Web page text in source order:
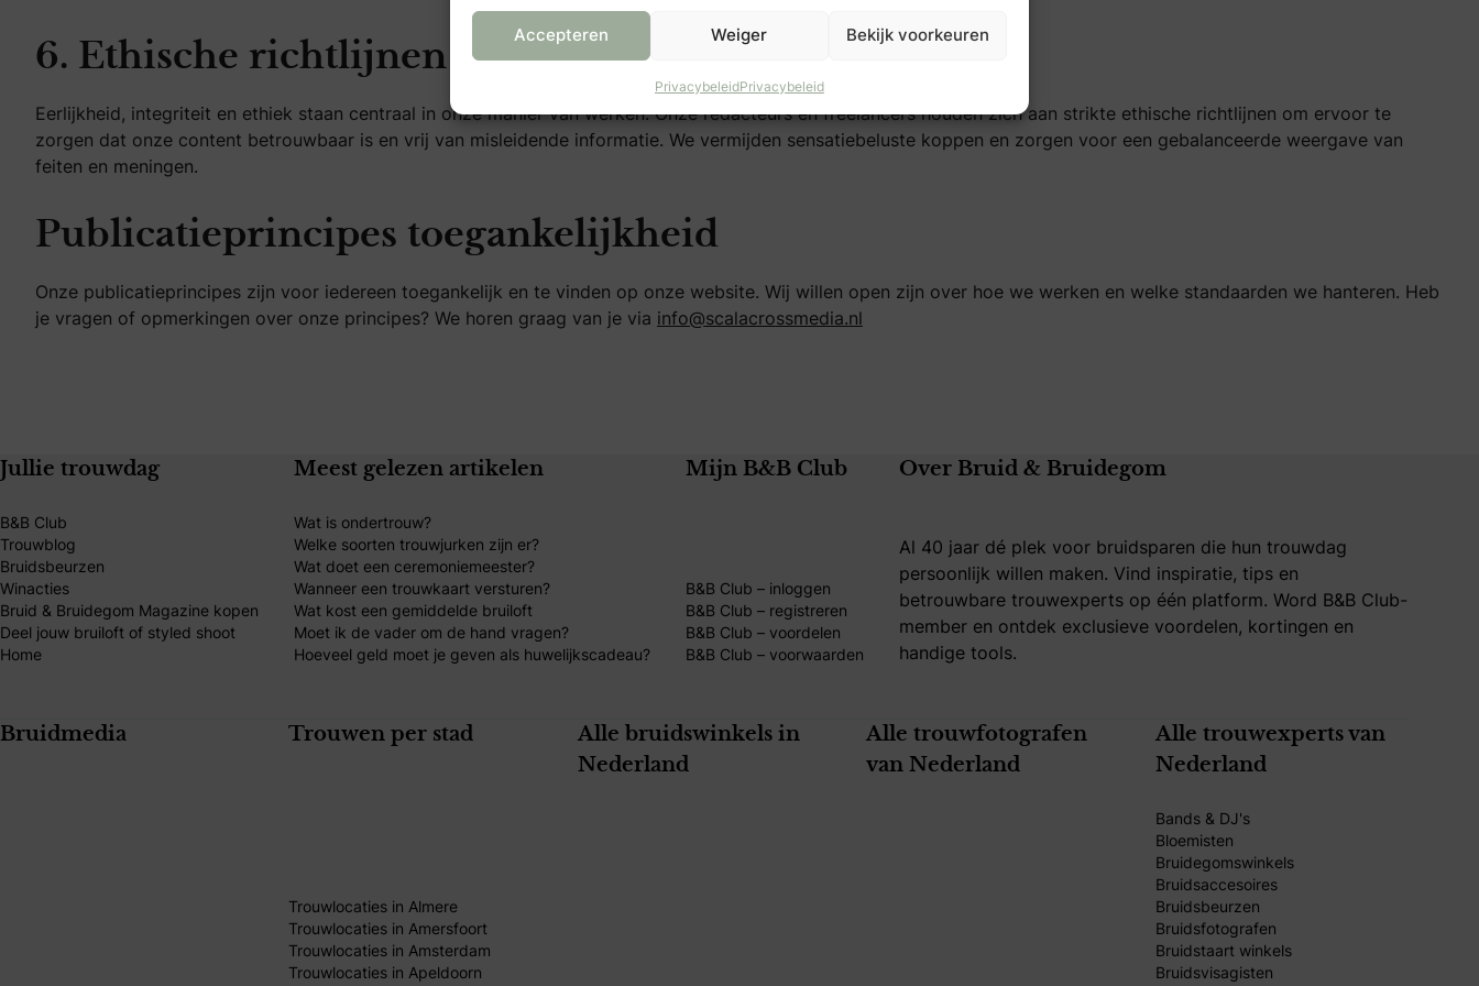
Accepteren Weiger Bekijk voorkeuren
PrivacybeleidPrivacybeleid
6. Ethische richtlijnen
Eerlijkheid, integriteit en ethiek staan centraal in onze manier van werken. Onze redacteurs en freelancers houden zich aan strikte ethische richtlijnen om ervoor te
zorgen dat onze content betrouwbaar is en vrij van misleidende informatie. We vermijden sensatiebeluste koppen en zorgen voor een gebalanceerde weergave van
feiten en meningen.
Publicatieprincipes toegankelijkheid
Onze publicatieprincipes zijn voor iedereen toegankelijk en te vinden op onze website. Wij willen open zijn over hoe we werken en welke standaarden we hanteren. Heb
je vragen of opmerkingen over onze principes? We horen graag van je via info@scalacrossmedia.nl
Jullie trouwdag
B&B Club
Trouwblog
Bruidsbeurzen
Winacties
Bruid & Bruidegom Magazine kopen
Deel jouw bruiloft of styled shoot
Home
Meest gelezen artikelen
Wat is ondertrouw?
Welke soorten trouwjurken zijn er?
Wat doet een ceremoniemeester?
Wanneer een trouwkaart versturen?
Wat kost een gemiddelde bruiloft
Moet ik de vader om de hand vragen?
Hoeveel geld moet je geven als huwelijkscadeau?
Mijn B&B Club
B&B Club – inloggen
B&B Club – registreren
B&B Club – voordelen
B&B Club – voorwaarden
Over Bruid & Bruidegom
Al 40 jaar dé plek voor bruidsparen die hun trouwdag
persoonlijk willen maken. Vind inspiratie, tips en
betrouwbare trouwexperts op één platform. Word B&B Club-
member en ontdek exclusieve voordelen, kortingen en
handige tools.
Bruidmedia Trouwen per stad
Trouwlocaties in Almere
Trouwlocaties in Amersfoort
Trouwlocaties in Amsterdam
Trouwlocaties in Apeldoorn
Alle bruidswinkels in
Nederland
Alle trouwfotografen
van Nederland
Alle trouwexperts van
Nederland
Bands & DJ's
Bloemisten
Bruidegomswinkels
Bruidsaccesoires
Bruidsbeurzen
Bruidsfotografen
Bruidstaart winkels
Bruidsvisagisten